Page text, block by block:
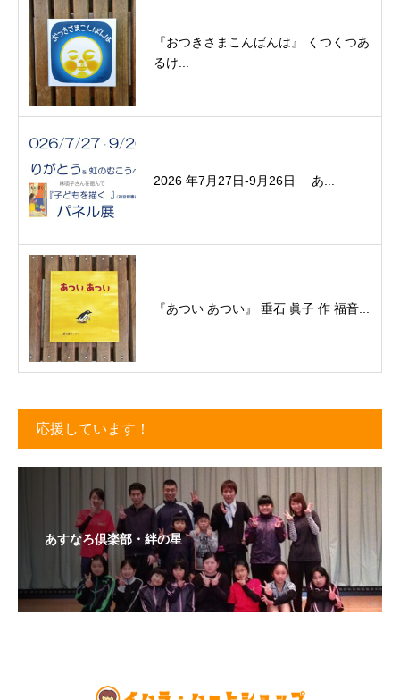
『おつきさまこんばんは』 くつくつあ
るけ...
2026 年7月27日-9月26日 あ...
『あつい あつい』 垂石 眞子 作 福音...
応援しています！
あすなろ倶楽部・絆の星